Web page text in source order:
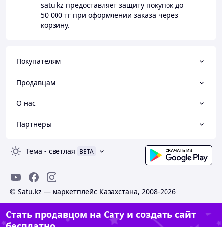
satu.kz предоставляет защиту покупок до
50 000 тг при оформлении заказа через
корзину.
Покупателям
Продавцам
О нас
Партнеры
Тема - светлая BETA
© Satu.kz — маркетплейс Казахстана, 2008-2026
Стать продавцом на Сату и создать сайт